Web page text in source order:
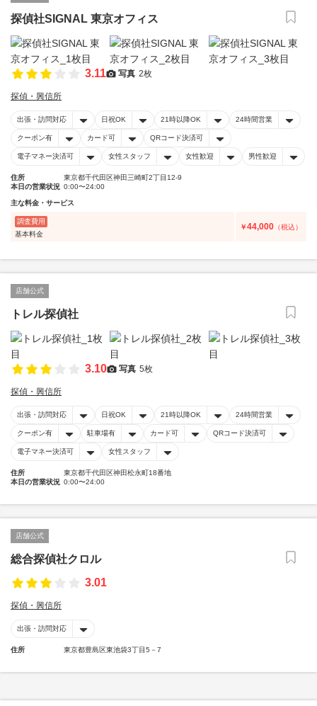
探偵社SIGNAL 東京オフィス
3.11 写真 2枚
探偵・興信所
出張・訪問対応 日祝OK 21時以降OK 24時間営業
クーポン有 カード可 QRコード決済可
電子マネー決済可 女性スタッフ 女性歓迎 男性歓迎
住所
東京都千代田区神田三崎町2丁目12-9
本日の営業状況 0:00〜24:00
主な料金・サービス
調査費用
基本料金
￥44,000 （税込）
店舗公式
トレル探偵社
3.10 写真 5枚
探偵・興信所
出張・訪問対応 日祝OK 21時以降OK 24時間営業
クーポン有 駐車場有 カード可 QRコード決済可
電子マネー決済可 女性スタッフ
住所
東京都千代田区神田松永町18番地
本日の営業状況 0:00〜24:00
店舗公式
総合探偵社クロル
3.01
探偵・興信所
出張・訪問対応
住所 東京都豊島区東池袋3丁目5－7